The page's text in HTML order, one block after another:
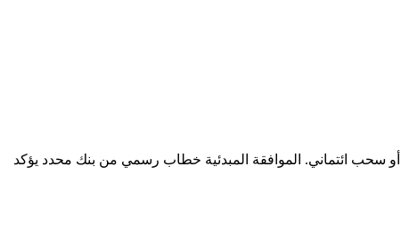
أو سحب ائتماني. الموافقة المبدئية خطاب رسمي من بنك محدد يؤكد